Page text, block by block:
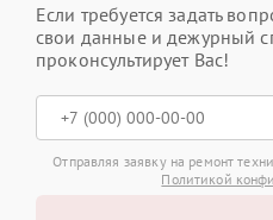
Если требуется задать
свои данные и дежурный
проконсультирует Вас!
Отправляя заявку на ремонт
Политикой